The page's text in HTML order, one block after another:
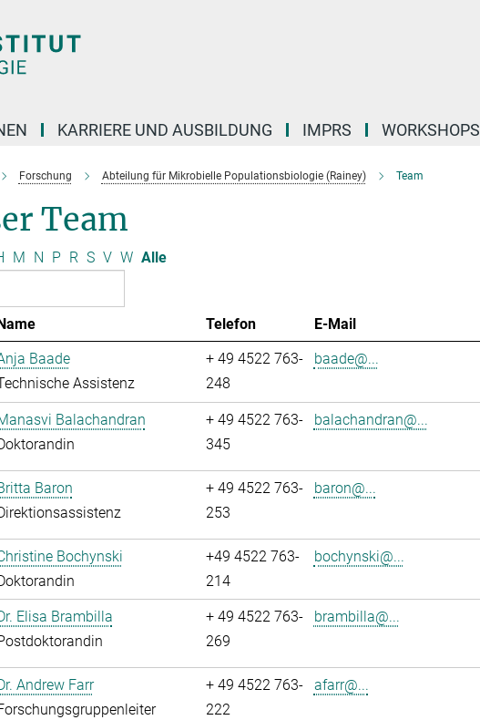
KARRIERE UND AUSBILDUNG IMPRS WORKSHOPS
Forschung Abteilung für Mikrobielle Populationsbiologie (Rainey) Team
Team
M N P R S V W Alle
Telefon E-Mail
Baade
Assistenz
+ 49 4522 763-
248
baade@...
Balachandran
+ 49 4522 763-
345
balachandran@...
Baron
+ 49 4522 763-
253
baron@...
Bochynski
+49 4522 763-
214
bochynski@...
Elisa Brambilla
+ 49 4522 763-
269
brambilla@...
Andrew Farr
+ 49 4522 763-
222
afarr@...